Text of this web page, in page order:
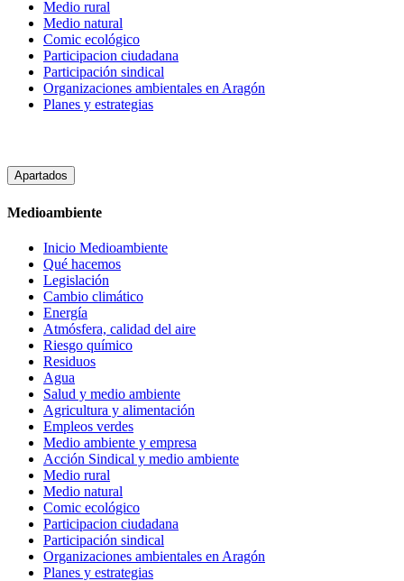
Medio rural
Medio natural
Comic ecológico
Participacion ciudadana
Participación sindical
Organizaciones ambientales en Aragón
Planes y estrategias
Apartados
Medioambiente
Inicio Medioambiente
Qué hacemos
Legislación
Cambio climático
Energía
Atmósfera, calidad del aire
Riesgo químico
Residuos
Agua
Salud y medio ambiente
Agricultura y alimentación
Empleos verdes
Medio ambiente y empresa
Acción Sindical y medio ambiente
Medio rural
Medio natural
Comic ecológico
Participacion ciudadana
Participación sindical
Organizaciones ambientales en Aragón
Planes y estrategias